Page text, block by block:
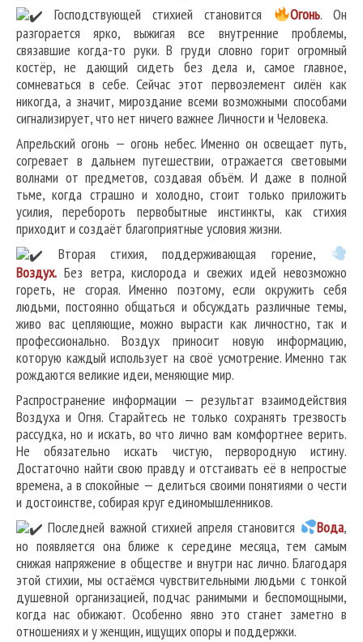
Господствующей стихией становится
Огонь. Он
разгорается ярко, выжигая все внутренние проблемы,
связавшие когда-то руки. В груди словно горит огромный
костёр, не дающий сидеть без дела и, самое главное,
сомневаться в себе. Сейчас этот первоэлемент силён как
никогда, а значит, мироздание всеми возможными способами
сигнализирует, что нет ничего важнее Личности и Человека.
Апрельский огонь — огонь небес. Именно он освещает путь,
согревает в дальнем путешествии, отражается световыми
волнами от предметов, создавая объём. И даже в полной
тьме, когда страшно и холодно, стоит только приложить
усилия, перебороть первобытные инстинкты, как стихия
приходит и создаёт благоприятные условия жизни.
Вторая стихия, поддерживающая горение,
Воздух. Без ветра, кислорода и свежих идей невозможно
гореть, не сгорая. Именно поэтому, если окружить себя
людьми, постоянно общаться и обсуждать различные темы,
живо вас цепляющие, можно вырасти как личностно, так и
профессионально. Воздух приносит новую информацию,
которую каждый использует на своё усмотрение. Именно так
рождаются великие идеи, меняющие мир.
Распространение информации — результат взаимодействия
Воздуха и Огня. Старайтесь не только сохранять трезвость
рассудка, но и искать, во что лично вам комфортнее верить.
Не обязательно искать чистую, первородную истину.
Достаточно найти свою правду и отстаивать её в непростые
времена, а в спокойные — делиться своими понятиями о чести
и достоинстве, собирая круг единомышленников.
Последней важной стихией апреля становится
Вода,
но появляется она ближе к середине месяца, тем самым
снижая напряжение в обществе и внутри нас лично. Благодаря
этой стихии, мы остаёмся чувствительными людьми с тонкой
душевной организацией, подчас ранимыми и беспомощными,
когда нас обижают. Особенно явно это станет заметно в
отношениях и у женщин, ищущих опоры и поддержки.